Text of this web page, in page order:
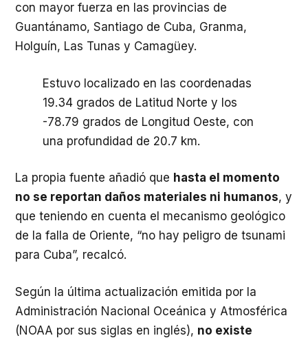
con mayor fuerza en las provincias de
Guantánamo, Santiago de Cuba, Granma,
Holguín, Las Tunas y Camagüey.
Estuvo localizado en las coordenadas
19.34 grados de Latitud Norte y los
-78.79 grados de Longitud Oeste, con
una profundidad de 20.7 km.
La propia fuente añadió que hasta el momento
no se reportan daños materiales ni humanos, y
que teniendo en cuenta el mecanismo geológico
de la falla de Oriente, “no hay peligro de tsunami
para Cuba”, recalcó.
Según la última actualización emitida por la
Administración Nacional Oceánica y Atmosférica
(NOAA por sus siglas en inglés), no existe